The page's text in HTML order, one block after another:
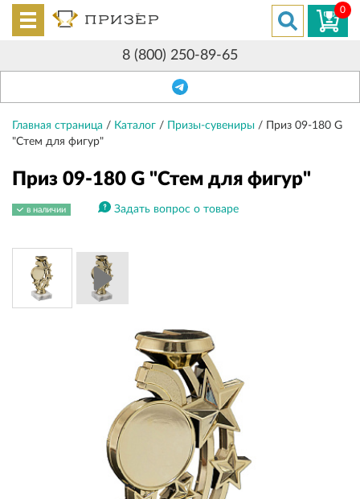
8 (800) 250-89-65
0
Главная страница / Каталог / Призы-сувениры /
Приз 09-180 G
"Стем для фигур"
Приз 09-180 G "Стем для фигур"
в наличии Задать вопрос о товаре